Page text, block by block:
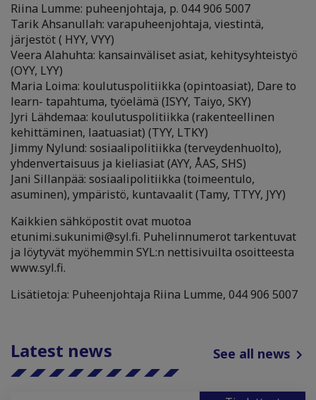
Riina Lumme: puheenjohtaja, p. 044 906 5007
Tarik Ahsanullah: varapuheenjohtaja, viestintä,
järjestöt ( HYY, VYY)
Veera Alahuhta: kansainväliset asiat, kehitysyhteistyö
(OYY, LYY)
Maria Loima: koulutuspolitiikka (opintoasiat), Dare to
learn- tapahtuma, työelämä (ISYY, Taiyo, SKY)
Jyri Lähdemaa: koulutuspolitiikka (rakenteellinen
kehittäminen, laatuasiat) (TYY, LTKY)
Jimmy Nylund: sosiaalipolitiikka (terveydenhuolto),
yhdenvertaisuus ja kieliasiat (AYY, ÅAS, SHS)
Jani Sillanpää: sosiaalipolitiikka (toimeentulo,
asuminen), ympäristö, kuntavaalit (Tamy, TTYY, JYY)
Kaikkien sähköpostit ovat muotoa
etunimi.sukunimi@syl.fi. Puhelinnumerot tarkentuvat
ja löytyvät myöhemmin SYL:n nettisivuilta osoitteesta
www.syl.fi.
Lisätietoja: Puheenjohtaja Riina Lumme, 044 906 5007
Latest news See all news